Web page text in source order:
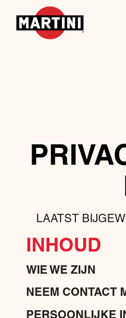
LAATST
INHOUD
WIE WE ZIJN
NEEM CONTACT
PERSOONLIJKE